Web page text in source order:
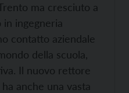
ma cresciuto a
in ingegneria
contatto aziendale
della scuola,
Il nuovo rettore
anche una vasta